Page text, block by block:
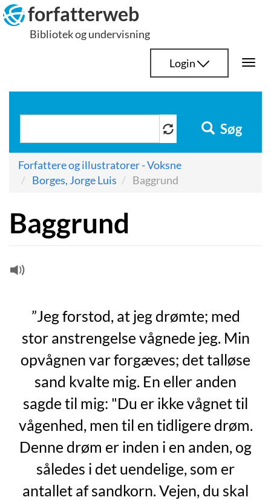
Hop
til
indhold
forfatterweb
Bibliotek og undervisning
Login
Søg
Forfattere og illustratorer - Voksne
Borges, Jorge Luis
Baggrund
Baggrund
”Jeg forstod, at jeg drømte; med
stor anstrengelse vågnede jeg. Min
opvågnen var forgæves; det talløse
sand kvalte mig. En eller anden
sagde til mig: "Du er ikke vågnet til
vågenhed, men til en tidligere drøm.
Denne drøm er inden i en anden, og
således i det uendelige, som er
antallet af sandkorn. Vejen, du skal